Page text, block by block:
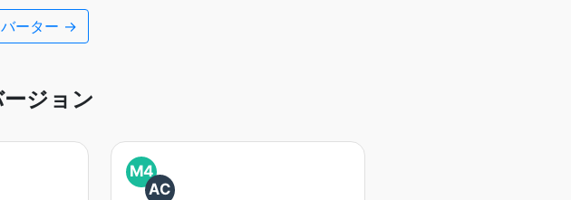
ーター →
ジョン
M4
AC